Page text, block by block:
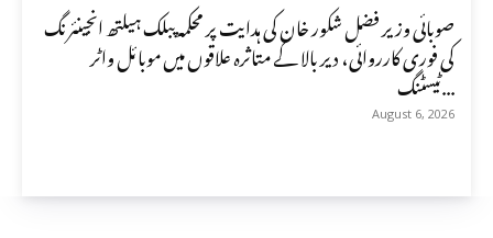
صوبائی وزیر فضل شکور خان کی ہدایت پر محکمہ پبلک ہیلتھ انجینئرنگ
کی فوری کارروائی، دیر بالا کے متاثرہ علاقوں میں موبائل واٹر
ٹیسٹنگ...
August 6, 2026